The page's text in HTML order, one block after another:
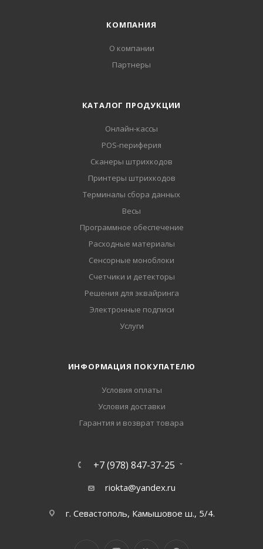
КОМПАНИЯ
О компании
Партнеры
КАТАЛОГ ПРОДУКЦИИ
Онлайн-кассы
POS-периферия
Сканеры штрихкодов
Принтеры штрихкодов
Терминалы сбора данных
Весы
Программное обеспечение
Расходные материалы
Сенсорные моноблоки
Счетчики и детекторы
Решения для эквайринга
Электронные подписи
Услуги
ИНФОРМАЦИЯ ПОКУПАТЕЛЮ
Условия оплаты
Условия доставки
Гарантия и возврат товара
+7 (978) 847-37-25
riokta@yandex.ru
г. Севастополь, Камышовое ш., 5/4.